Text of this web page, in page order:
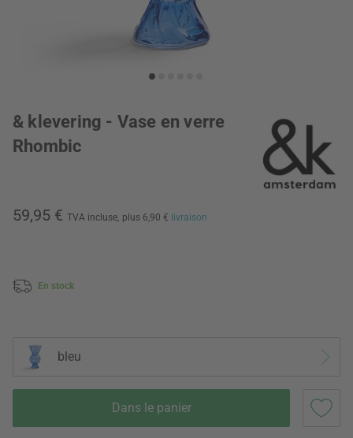
& klevering - Vase en verre
Rhombic
59,95 € TVA incluse, plus 6,90 € livraison
En stock
bleu
Dans le panier